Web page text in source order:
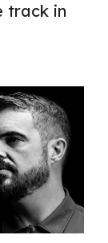
track in